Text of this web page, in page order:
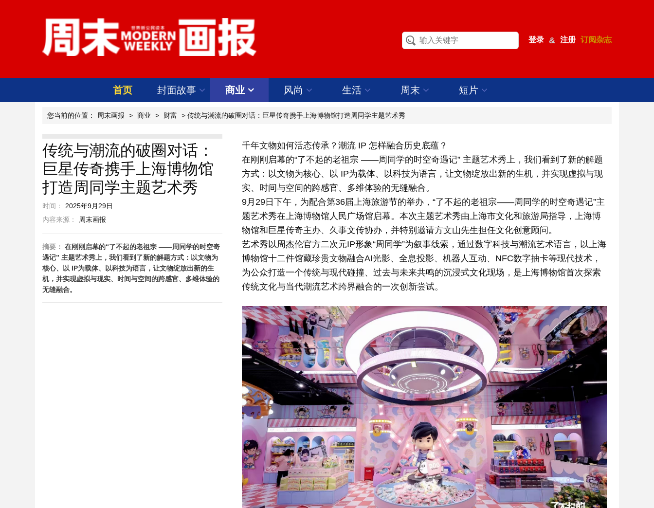
登录 & 注册 订阅杂志
首页 封面故事 商业 风尚 生活 周末 短片
您当前的位置： 周末画报 > 商业 > 财富 > 传统与潮流的破圈对话：巨星传奇携手上海博物馆打造周同学主题艺术秀
传统与潮流的破圈对话：
巨星传奇携手上海博物馆
打造周同学主题艺术秀
时间：
2025年9月29日
内容来源：
周末画报
摘要： 在刚刚启幕的“了不起的老祖宗 ——周同学的时空奇
遇记” 主题艺术秀上，我们看到了新的解题方式：以文物为
核心、以 IP为载体、以科技为语言，让文物绽放出新的生
机，并实现虚拟与现实、时间与空间的跨感官、多维体验的
无缝融合。
千年文物如何活态传承？潮流 IP 怎样融合历史底蕴？
在刚刚启幕的“了不起的老祖宗 ——周同学的时空奇遇记” 主题艺术秀上，我们看到了新的解题
方式：以文物为核心、以 IP为载体、以科技为语言，让文物绽放出新的生机，并实现虚拟与现
实、时间与空间的跨感官、多维体验的无缝融合。
9月29日下午，为配合第36届上海旅游节的举办，“了不起的老祖宗——周同学的时空奇遇记”主
题艺术秀在上海博物馆人民广场馆启幕。本次主题艺术秀由上海市文化和旅游局指导，上海博
物馆和巨星传奇主办、久事文传协办，并特别邀请方文山先生担任文化创意顾问。
艺术秀以周杰伦官方二次元IP形象“周同学”为叙事线索，通过数字科技与潮流艺术语言，以上海
博物馆十二件馆藏珍贵文物融合AI光影、全息投影、机器人互动、NFC数字抽卡等现代技术，
为公众打造一个传统与现代碰撞、过去与未来共鸣的沉浸式文化现场，是上海博物馆首次探索
传统文化与当代潮流艺术跨界融合的一次创新尝试。